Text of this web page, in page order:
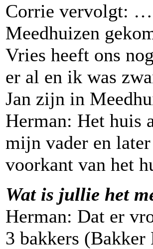
Corrie vervolgt:
Meedhuizen
Vries heeft ons
er al en ik was
Jan zijn in
Herman: Het huis
mijn vader en
voorkant van het
Wat is jullie het
Herman: Dat er
3 bakkers